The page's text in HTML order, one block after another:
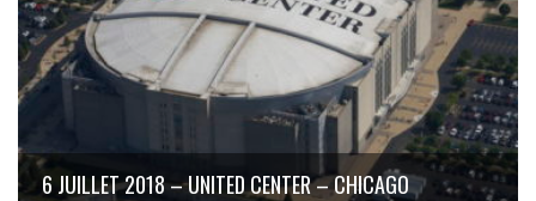
6 JUILLET 2018 – UNITED CENTER – CHICAGO